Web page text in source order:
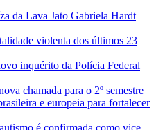
da Lava Jato Gabriela Hardt
violenta dos últimos 23
inquérito da Polícia Federal
chamada para o 2º semestre
e europeia para fortalecer